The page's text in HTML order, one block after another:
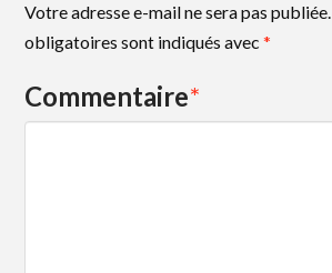
Votre adresse e-mail ne sera pas publiée.
obligatoires sont indiqués avec*
Commentaire*